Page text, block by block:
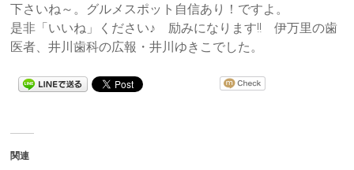
下さいね～。グルメスポット自信あり！ですよ。
是非「いいね」ください♪ 励みになります!! 伊万里の歯
医者、井川歯科の広報・井川ゆきこでした。
関連